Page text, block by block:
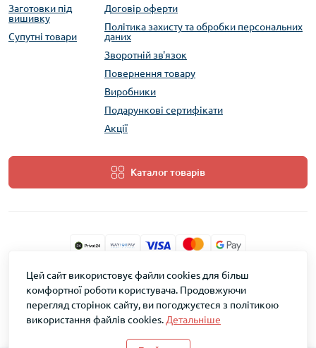
Заготовки під
вишивку
Супутні товари
Договір оферти
Політика захисту та обробки персональних
даних
Зворотній зв'язок
Повернення товару
Виробники
Подарункові сертифікати
Акції
Каталог товарів
ТМ Скарб © 2026
Цей сайт використовує файли cookies для більш
комфортної роботи користувача. Продовжуючи
перегляд сторінок сайту, ви погоджуєтеся з політикою
використання файлів cookies. Детальніше